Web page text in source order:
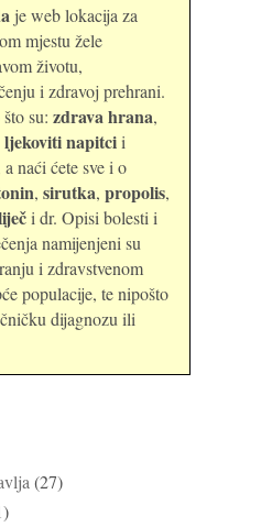
je web lokacija za
mjestu žele
životu,
i zdravoj prehrani.
su: zdrava hrana,
ljekoviti napitcii
a naći ćete sve i o
, sirutka, propolis,
i dr. Opisi bolesti i
namijenjeni su
i zdravstvenom
populacije, te nipošto
dijagnozu ili
(27)